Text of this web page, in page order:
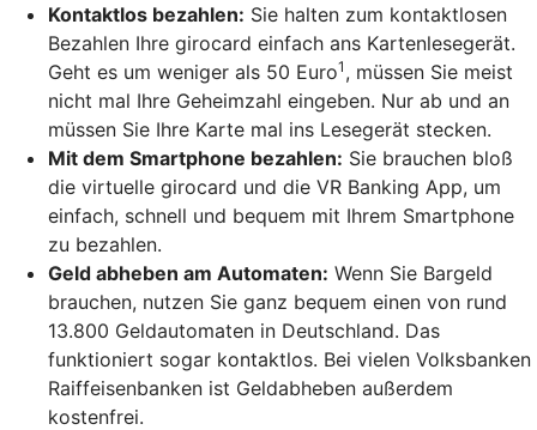
Kontaktlos bezahlen: Sie halten zum kontaktlosen
Bezahlen Ihre girocard einfach ans Kartenlesegerät.
Geht es um weniger als 50 Euro1 , müssen Sie meist
nicht mal Ihre Geheimzahl eingeben. Nur ab und an
müssen Sie Ihre Karte mal ins Lesegerät stecken.
Mit dem Smartphone bezahlen: Sie brauchen bloß
die virtuelle girocard und die VR Banking App, um
einfach, schnell und bequem mit Ihrem Smartphone
zu bezahlen.
Geld abheben am Automaten: Wenn Sie Bargeld
brauchen, nutzen Sie ganz bequem einen von rund
13.800 Geldautomaten in Deutschland. Das
funktioniert sogar kontaktlos. Bei vielen Volksbanken
Raiffeisenbanken ist Geldabheben außerdem
kostenfrei.